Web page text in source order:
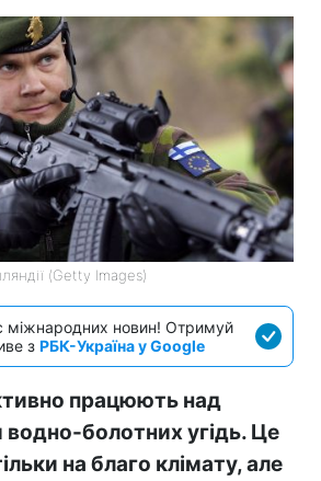
(Getty Images)
міжнародних новин! Отримуй
з РБК-Україна у Google
працюють над
водно-болотних угідь. Це
на благо клімату, але